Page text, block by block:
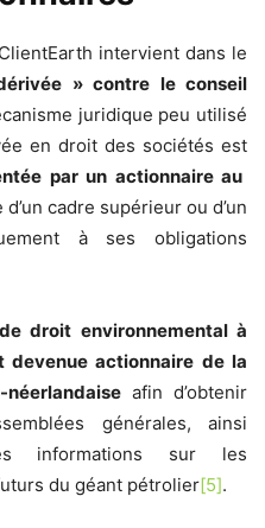
intervient dans le
» contre le conseil
juridique peu utilisé
en droit des sociétés est
par un actionnaire au
d’un cadre supérieur ou d’un
à ses obligations
droit environnemental à
actionnaire de la
afin d’obtenir
générales, ainsi
informations sur les
du géant pétrolier[5].